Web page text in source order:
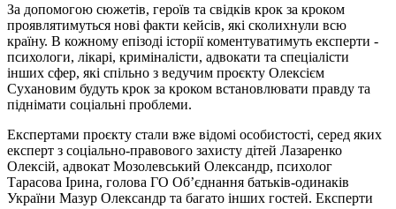
За допомогою сюжетів, героїв та свідків крок за кроком
проявлятимуться нові факти кейсів, які сколихнули всю
країну. В кожному епізоді історії коментуватимуть експерти -
психологи, лікарі, криміналісти, адвокати та спеціалісти
інших сфер, які спільно з ведучим проєкту Олексієм
Сухановим будуть крок за кроком встановлювати правду та
піднімати соціальні проблеми.
Експертами проєкту стали вже відомі особистості, серед яких
експерт з соціально-правового захисту дітей Лазаренко
Олексій, адвокат Мозолевський Олександр, психолог
Тарасова Ірина, голова ГО Об’єднання батьків-одинаків
України Мазур Олександр та багато інших гостей. Експерти